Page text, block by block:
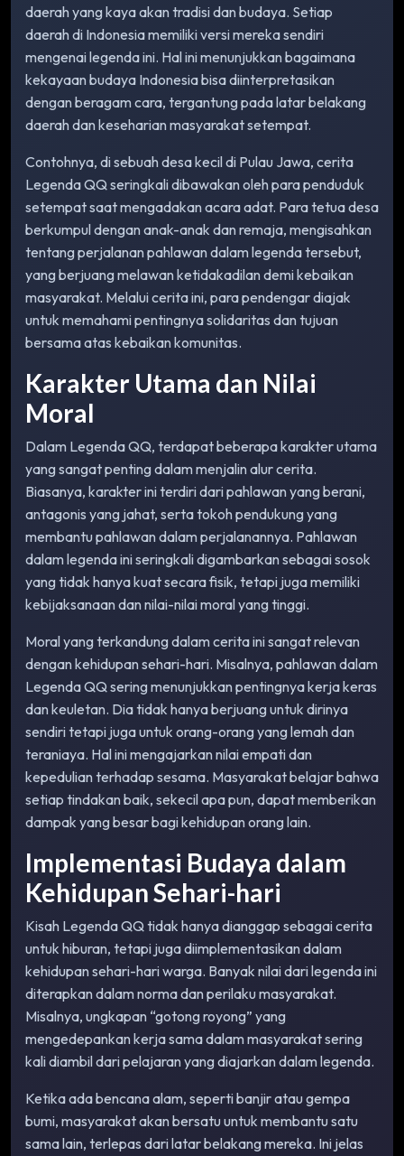
daerah yang kaya akan tradisi dan budaya. Setiap
daerah di Indonesia memiliki versi mereka sendiri
mengenai legenda ini. Hal ini menunjukkan bagaimana
kekayaan budaya Indonesia bisa diinterpretasikan
dengan beragam cara, tergantung pada latar belakang
daerah dan keseharian masyarakat setempat.
Contohnya, di sebuah desa kecil di Pulau Jawa, cerita
Legenda QQ seringkali dibawakan oleh para penduduk
setempat saat mengadakan acara adat. Para tetua desa
berkumpul dengan anak-anak dan remaja, mengisahkan
tentang perjalanan pahlawan dalam legenda tersebut,
yang berjuang melawan ketidakadilan demi kebaikan
masyarakat. Melalui cerita ini, para pendengar diajak
untuk memahami pentingnya solidaritas dan tujuan
bersama atas kebaikan komunitas.
Karakter Utama dan Nilai
Moral
Dalam Legenda QQ, terdapat beberapa karakter utama
yang sangat penting dalam menjalin alur cerita.
Biasanya, karakter ini terdiri dari pahlawan yang berani,
antagonis yang jahat, serta tokoh pendukung yang
membantu pahlawan dalam perjalanannya. Pahlawan
dalam legenda ini seringkali digambarkan sebagai sosok
yang tidak hanya kuat secara fisik, tetapi juga memiliki
kebijaksanaan dan nilai-nilai moral yang tinggi.
Moral yang terkandung dalam cerita ini sangat relevan
dengan kehidupan sehari-hari. Misalnya, pahlawan dalam
Legenda QQ sering menunjukkan pentingnya kerja keras
dan keuletan. Dia tidak hanya berjuang untuk dirinya
sendiri tetapi juga untuk orang-orang yang lemah dan
teraniaya. Hal ini mengajarkan nilai empati dan
kepedulian terhadap sesama. Masyarakat belajar bahwa
setiap tindakan baik, sekecil apa pun, dapat memberikan
dampak yang besar bagi kehidupan orang lain.
Implementasi Budaya dalam
Kehidupan Sehari-hari
Kisah Legenda QQ tidak hanya dianggap sebagai cerita
untuk hiburan, tetapi juga diimplementasikan dalam
kehidupan sehari-hari warga. Banyak nilai dari legenda ini
diterapkan dalam norma dan perilaku masyarakat.
Misalnya, ungkapan “gotong royong” yang
mengedepankan kerja sama dalam masyarakat sering
kali diambil dari pelajaran yang diajarkan dalam legenda.
Ketika ada bencana alam, seperti banjir atau gempa
bumi, masyarakat akan bersatu untuk membantu satu
sama lain, terlepas dari latar belakang mereka. Ini jelas